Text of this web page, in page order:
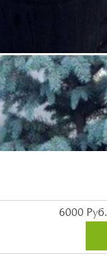
6000 Руб.